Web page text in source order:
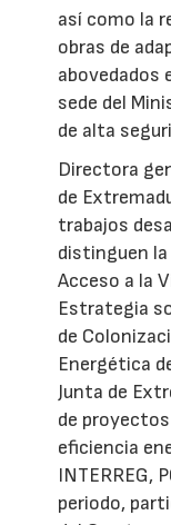
así como la
obras de
abovedados
sede del
de alta
Directora
de
trabajos
distinguen
Acceso a la
Estrategia
de
Energética
Junta de
de
eficiencia
INTERREG,
periodo,